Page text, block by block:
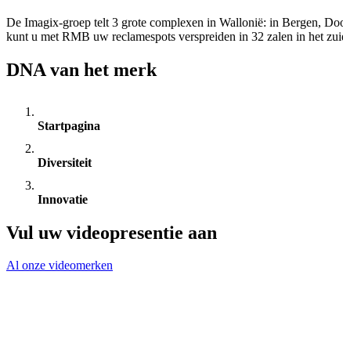
De Imagix-groep telt 3 grote complexen in Wallonië: in Bergen,
kunt u met RMB uw reclamespots verspreiden in 32 zalen in het
DNA van het merk
Startpagina
Diversiteit
Innovatie
Vul uw videopresentie aan
Al onze videomerken